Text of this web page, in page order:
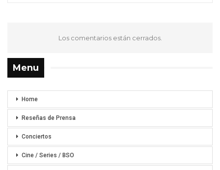
Los comentarios están cerrados.
Menu
Home
Reseñas de Prensa
Conciertos
Cine / Series / BSO